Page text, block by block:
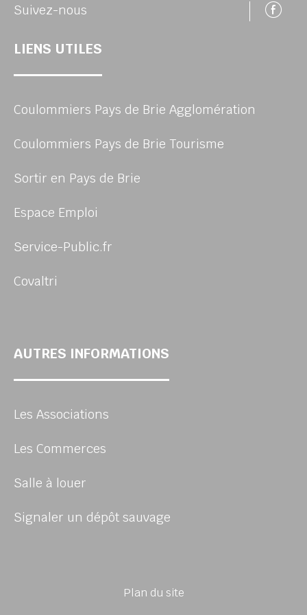
Suivez-nous
LIENS UTILES
Coulommiers Pays de Brie Agglomération
Coulommiers Pays de Brie Tourisme
Sortir en Pays de Brie
Espace Emploi
Service-Public.fr
Covaltri
AUTRES INFORMATIONS
Les Associations
Les Commerces
Salle à louer
Signaler un dépôt sauvage
Plan du site